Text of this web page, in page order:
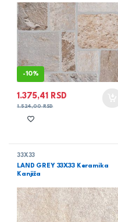
-10%
1.375,41 RSD
1.524,00RSD
33X33
LAND GREY 33X33 Keramika
Kanjiža